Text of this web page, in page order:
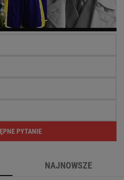
PYTANIE
NAJNOWSZE